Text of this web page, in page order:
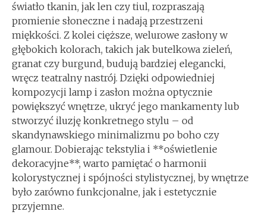
światło tkanin, jak len czy tiul, rozpraszają
promienie słoneczne i nadają przestrzeni
miękkości. Z kolei cięższe, welurowe zasłony w
głębokich kolorach, takich jak butelkowa zieleń,
granat czy burgund, budują bardziej elegancki,
wręcz teatralny nastrój. Dzięki odpowiedniej
kompozycji lamp i zasłon można optycznie
powiększyć wnętrze, ukryć jego mankamenty lub
stworzyć iluzję konkretnego stylu – od
skandynawskiego minimalizmu po boho czy
glamour. Dobierając tekstylia i **oświetlenie
dekoracyjne**, warto pamiętać o harmonii
kolorystycznej i spójności stylistycznej, by wnętrze
było zarówno funkcjonalne, jak i estetycznie
przyjemne.